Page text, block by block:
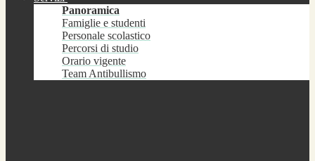
Panoramica
Famiglie e studenti
Personale scolastico
Percorsi di studio
Orario vigente
Team Antibullismo